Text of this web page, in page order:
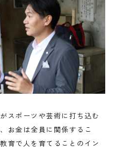
スポーツや芸術に打ち込む
お金は全員に関係するこ
育で人を育てることのイン